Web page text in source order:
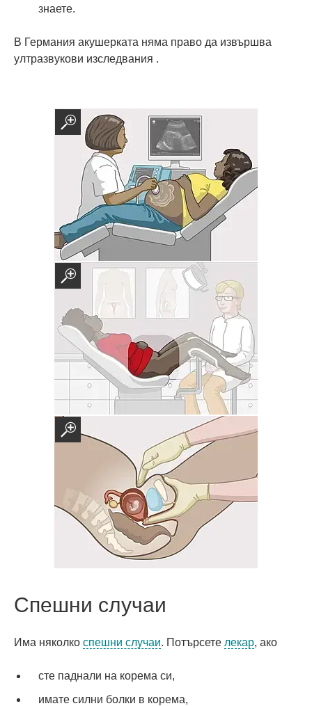
знаете.
В Германия акушерката няма право да извършва
ултразвукови изследвания .
Спешни случаи
Има няколко спешни случаи. Потърсете лекар, ако
сте паднали на корема си,
имате силни болки в корема,